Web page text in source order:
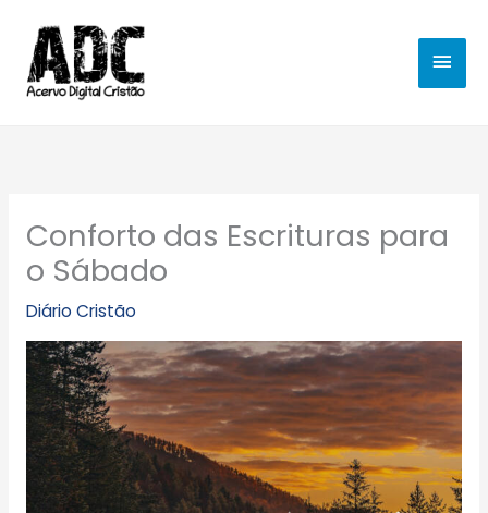
para
conteúdo
Conforto das Escrituras para
o Sábado
Diário Cristão